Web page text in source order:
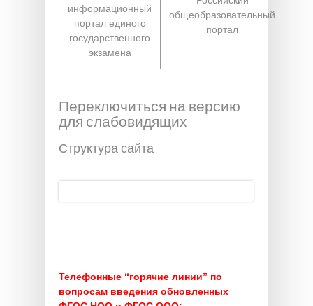
информационный
портал единого
государственного
экзамена
общеобразовательный
портал
Переключиться на версию
для слабовидящих
Структура сайта
Поиск
Телефонные “горячие линии” по
вопросам введения обновленных